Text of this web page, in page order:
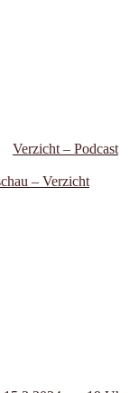
Verzicht – Podcast
– Verzicht